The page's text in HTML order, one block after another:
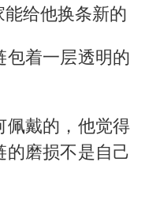
给他换条新的
包着一层透明的
佩戴的，他觉得
磨损不是自己